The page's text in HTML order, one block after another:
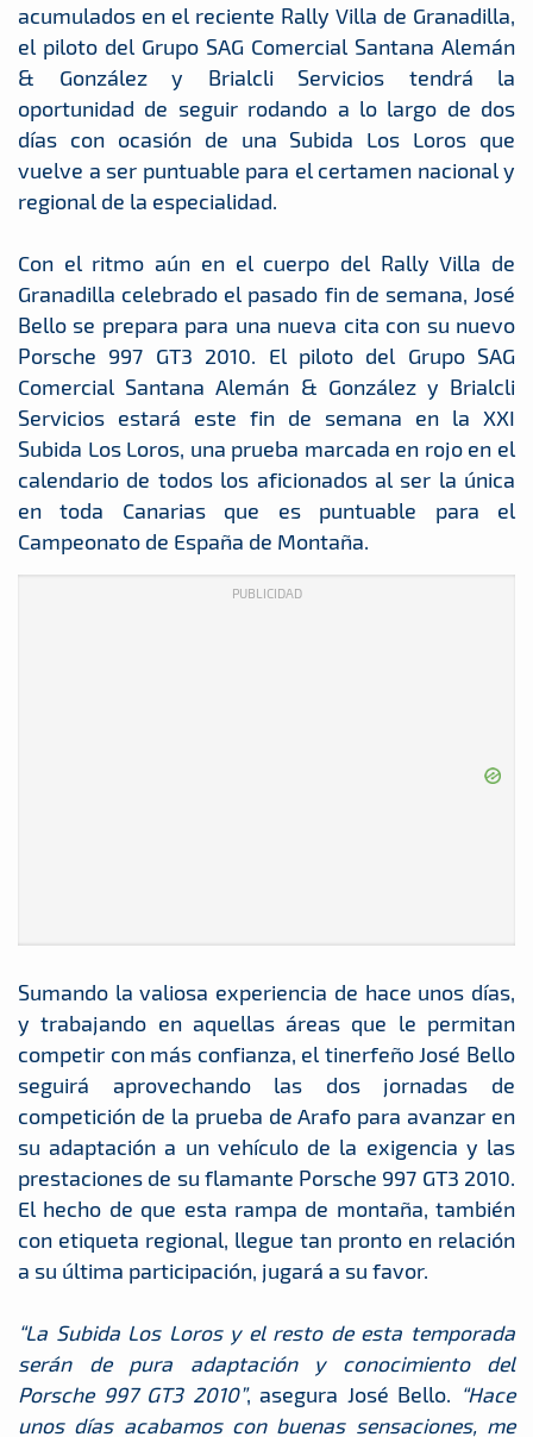
acumulados en el reciente Rally Villa de Granadilla,
el piloto del Grupo SAG Comercial Santana Alemán
& González y Brialcli Servicios tendrá la
oportunidad de seguir rodando a lo largo de dos
días con ocasión de una Subida Los Loros que
vuelve a ser puntuable para el certamen nacional y
regional de la especialidad.
Con el ritmo aún en el cuerpo del Rally Villa de
Granadilla celebrado el pasado fin de semana, José
Bello se prepara para una nueva cita con su nuevo
Porsche 997 GT3 2010. El piloto del Grupo SAG
Comercial Santana Alemán & González y Brialcli
Servicios estará este fin de semana en la XXI
Subida Los Loros, una prueba marcada en rojo en el
calendario de todos los aficionados al ser la única
en toda Canarias que es puntuable para el
Campeonato de España de Montaña.
PUBLICIDAD
Sumando la valiosa experiencia de hace unos días,
y trabajando en aquellas áreas que le permitan
competir con más confianza, el tinerfeño José Bello
seguirá aprovechando las dos jornadas de
competición de la prueba de Arafo para avanzar en
su adaptación a un vehículo de la exigencia y las
prestaciones de su flamante Porsche 997 GT3 2010.
El hecho de que esta rampa de montaña, también
con etiqueta regional, llegue tan pronto en relación
a su última participación, jugará a su favor.
“La Subida Los Loros y el resto de esta temporada
serán de pura adaptación y conocimiento del
Porsche 997 GT3 2010”, asegura José Bello. “Hace
unos días acabamos con buenas sensaciones, me